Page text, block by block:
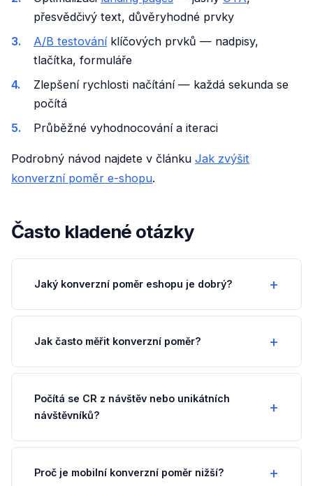
přesvědčivý text, důvěryhodné prvky
A/B testováníklíčových prvků — nadpisy,
tlačítka, formuláře
Zlepšení rychlosti načítání — každá sekunda se
počítá
Průběžné vyhodnocování a iteraci
Podrobný návod najdete v článku Jak zvýšit
konverzní poměr e-shopu.
Často kladené otázky
Jaký konverzní poměr eshopu je dobrý?
Jak často měřit konverzní poměr?
Počítá se CR z návštěv nebo unikátních
návštěvníků?
Proč je mobilní konverzní poměr nižší?